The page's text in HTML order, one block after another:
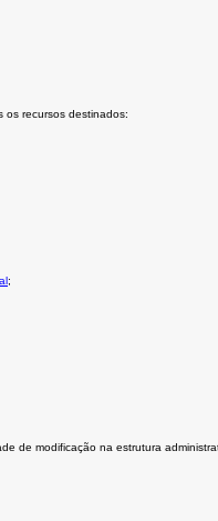
os recursos destinados:
;
de modificação na estrutura